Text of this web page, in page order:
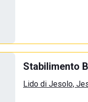
Stabilimento
Lido di Jesolo,